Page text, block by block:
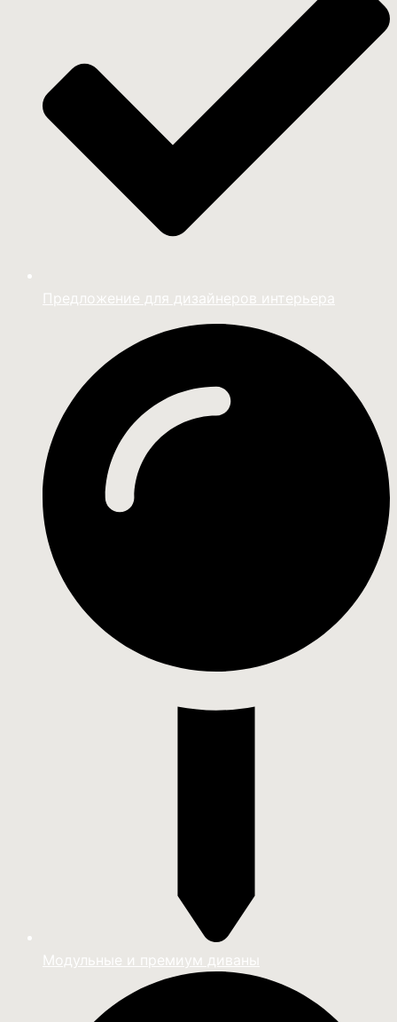
Предложение для дизайнеров интерьера
Модульные и премиум диваны